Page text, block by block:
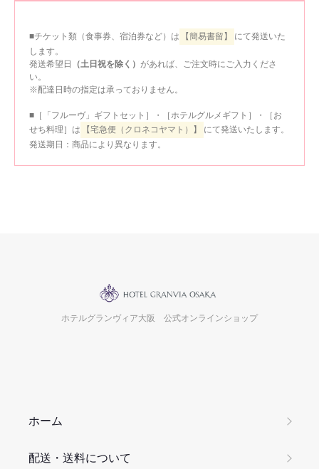
■チケット類（食事券、宿泊券など）は 【簡易書留】
にて発送いた
します。
発送希望日 （土日祝を除く） があれば、ご注文時にご入力くださ
い。
※配達日時の指定は承っておりません。
■［「フルーヴ」ギフトセット］・［ホテルグルメギフト］・［お
せち料理］は 【宅急便（クロネコヤマト）】
にて発送いたします。
発送期日：商品により異なります。
ホテルグランヴィア大阪 公式オンラインショップ
ホーム
配送・送料について